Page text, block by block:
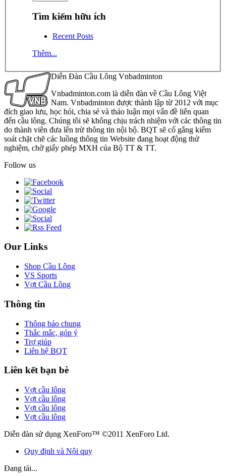
Tìm kiếm hữu ích
Recent Posts
Thêm...
Diễn Đàn Cầu Lông Vnbadminton
Vnbadminton.com là diễn đàn về Cầu Lông Việt
Nam. Vnbadminton được thành lập từ 2012 với mục
đích giao lưu, học hỏi, chia sẻ và thảo luận mọi vấn đề liên quan
đến cầu lông. Chúng tôi sẽ không chịu trách nhiệm với các thông tin
do thành viên đưa lên trừ thông tin nội bộ. BQT sẽ cố gắng kiểm
soát chặt chẽ các luồng thông tin Website đang hoạt động thử
nghiệm, chờ giấy phép MXH của Bộ TT & TT.
Follow us
Our Links
Shop Cầu Lông
VS Sports
Vợt Cầu Lông
Thông tin
Thông báo chung
Thắc mắc, góp ý
Trợ giúp
Liên hệ BQT
Liên kết bạn bè
Vợt cầu lông
Vợt cầu lông
Vợt cầu lông
Vợt cầu lông
Diễn đàn sử dụng XenForo™ ©2011 XenForo Ltd.
Quy định và Nội quy
Đang tải...